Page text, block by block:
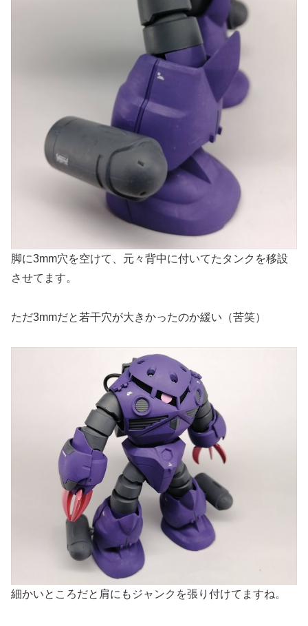
脚に3mm穴を空けて、元々背中に付いてたタンクを移設
させてます。
ただ3mmだと若干穴が大きかったのか緩い（苦笑）
細かいところだと肩にもジャンクを張り付けてますね。